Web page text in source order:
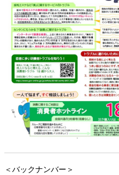
＜バックナンバー＞